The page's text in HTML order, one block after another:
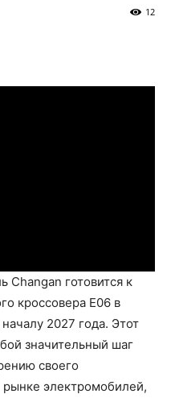
12
Changan готовится к
кроссовера E06 в
2027 года. Этот
значительный шаг
своего
рынке электромобилей,